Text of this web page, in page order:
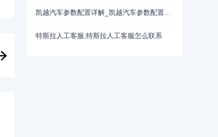
特斯拉人工客服,特斯拉人工客服怎么联系